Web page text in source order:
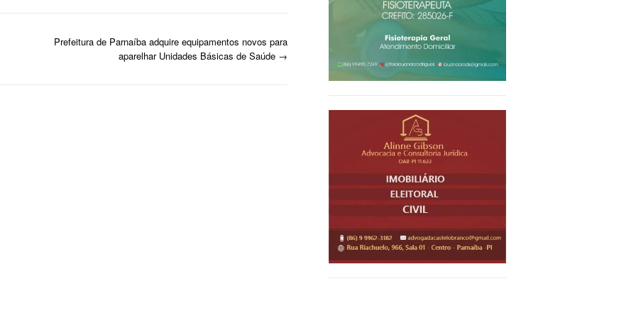
Prefeitura de Parnaíba adquire equipamentos novos para
aparelhar Unidades Básicas de Saúde →